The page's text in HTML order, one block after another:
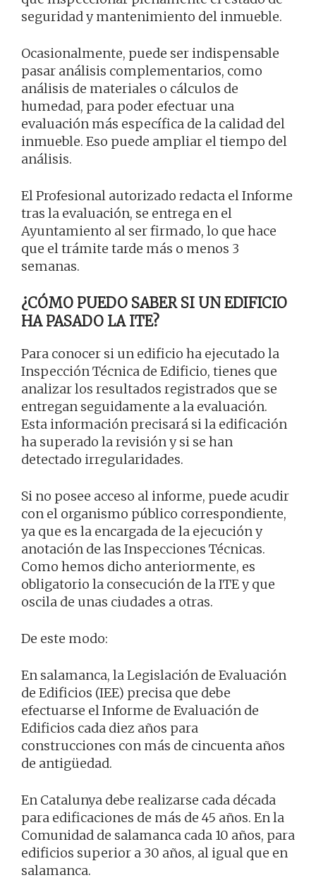
seguridad y mantenimiento del inmueble.
Ocasionalmente, puede ser indispensable
pasar análisis complementarios, como
análisis de materiales o cálculos de
humedad, para poder efectuar una
evaluación más específica de la calidad del
inmueble. Eso puede ampliar el tiempo del
análisis.
El Profesional autorizado redacta el Informe
tras la evaluación, se entrega en el
Ayuntamiento al ser firmado, lo que hace
que el trámite tarde más o menos 3
semanas.
¿CÓMO PUEDO SABER SI UN EDIFICIO
HA PASADO LA ITE?
Para conocer si un edificio ha ejecutado la
Inspección Técnica de Edificio, tienes que
analizar los resultados registrados que se
entregan seguidamente a la evaluación.
Esta información precisará si la edificación
ha superado la revisión y si se han
detectado irregularidades.
Si no posee acceso al informe, puede acudir
con el organismo público correspondiente,
ya que es la encargada de la ejecución y
anotación de las Inspecciones Técnicas.
Como hemos dicho anteriormente, es
obligatorio la consecución de la ITE y que
oscila de unas ciudades a otras.
De este modo:
En salamanca, la Legislación de Evaluación
de Edificios (IEE) precisa que debe
efectuarse el Informe de Evaluación de
Edificios cada diez años para
construcciones con más de cincuenta años
de antigüedad.
En Catalunya debe realizarse cada década
para edificaciones de más de 45 años. En la
Comunidad de salamanca cada 10 años, para
edificios superior a 30 años, al igual que en
salamanca.